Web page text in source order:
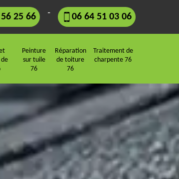
25 66 - 06 64 51 03 06
de
Peinture
sur tuile
76
Réparation
de toiture
76
Traitement de
charpente 76